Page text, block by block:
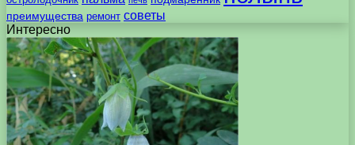
преимущества ремонт советы
Интересно